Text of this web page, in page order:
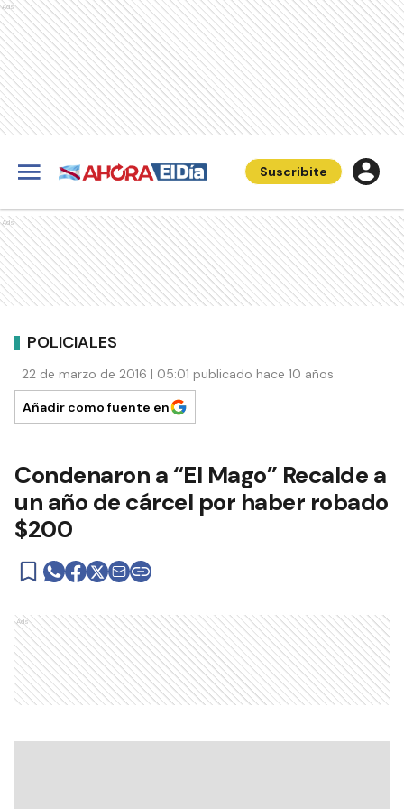
Ads
Suscribite
Ads
POLICIALES
22 de marzo de 2016 | 05:01 publicado hace 10 años
Añadir como fuente en
Condenaron a “El Mago” Recalde a
un año de cárcel por haber robado
$200
Ads